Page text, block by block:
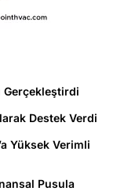
Gerçekleştirdi
Destek Verdi
Yüksek Verimli
Pusula